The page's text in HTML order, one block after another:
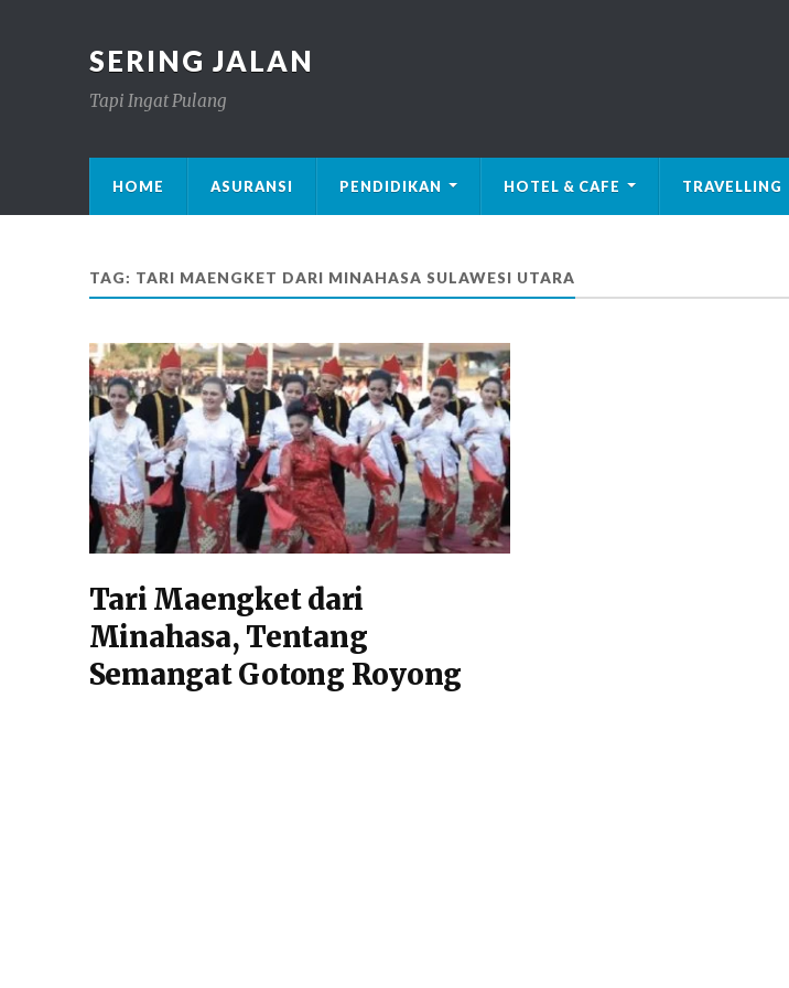
SERING JALAN
Tapi Ingat Pulang
HOME ASURANSI PENDIDIKAN HOTEL & CAFE TRAVELLING
TAG: TARI MAENGKET DARI MINAHASA SULAWESI UTARA
Tari Maengket dari
Minahasa, Tentang
Semangat Gotong Royong